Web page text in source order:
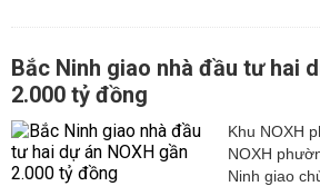
Bắc Ninh giao nhà đầu tư hai
2.000 tỷ đồng
Khu NOXH
NOXH
Ninh giao